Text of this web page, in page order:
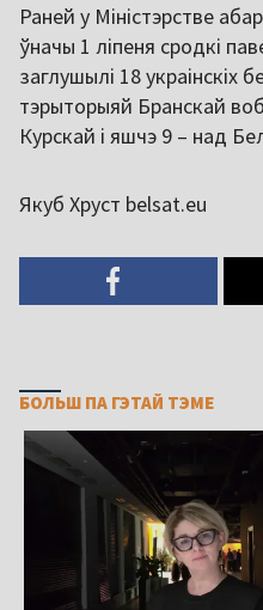
Раней у Міністэрстве
ўначы 1 ліпеня сродкі
заглушылі 18 украінскіх
тэрыторыяй Бранскай
Курскай і яшчэ 9 – над
Якуб Хруст belsat.eu
БОЛЬШ ПА ГЭТАЙ ТЭМЕ